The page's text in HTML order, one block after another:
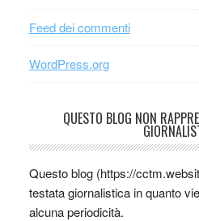
Feed dei commenti
WordPress.org
QUESTO BLOG NON
Questo blog (https://
testata giornalistica in quanto
alcuna periodicità.